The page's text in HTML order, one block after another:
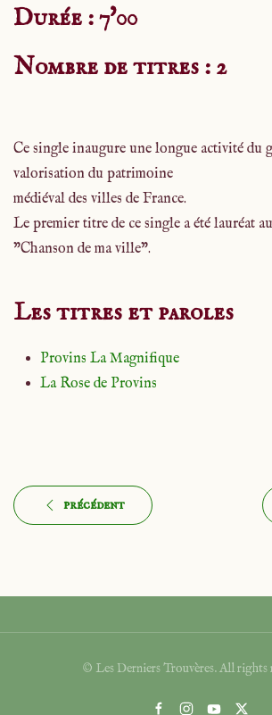
Durée : 7'00
Nombre de titres : 2
Ce single inaugure une longue activité du
valorisation du patrimoine
médiéval des villes de France.
Le premier titre de ce single a été lauréat
"Chanson de ma ville".
Les titres et paroles
Provins La Magnifique
La Rose de Provins
précédent
© Les Derniers Trouvères. All rights